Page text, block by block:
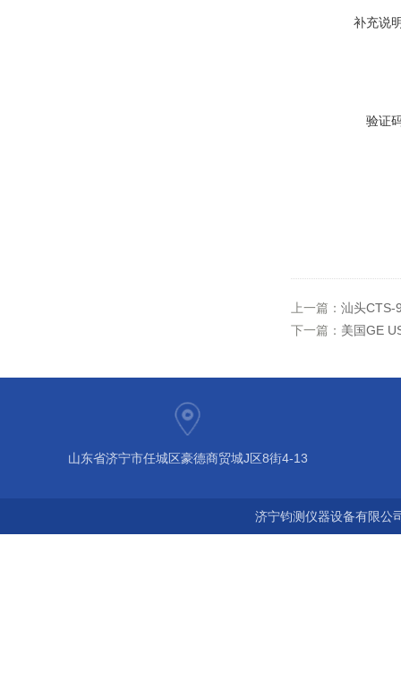
补充说
验证
上一篇： 汕头CTS-
下一篇： 美国GE
山东省济宁市任城区豪德商贸城J区8街4-13
济宁钧测仪器设备有限